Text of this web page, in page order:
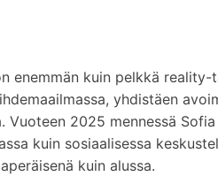
enemmän kuin pelkkä
yhdistäen
Vuoteen 2025 mennessä
kuin sosiaalisessa
kuin alussa.